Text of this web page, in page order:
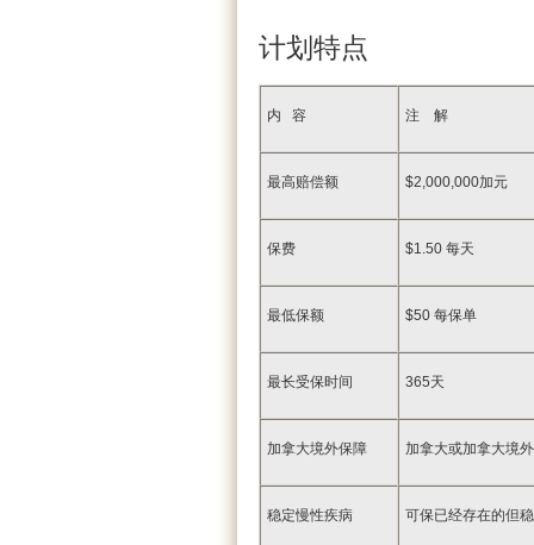
计划特点
内 容 注 解
最高赔偿额 $2,000,000加元
保费 $1.50 每天
最低保额 $50 每保单
最长受保时间 365天
加拿大境外保障 加拿大或加拿大境
稳定慢性疾病 可保已经存在的但